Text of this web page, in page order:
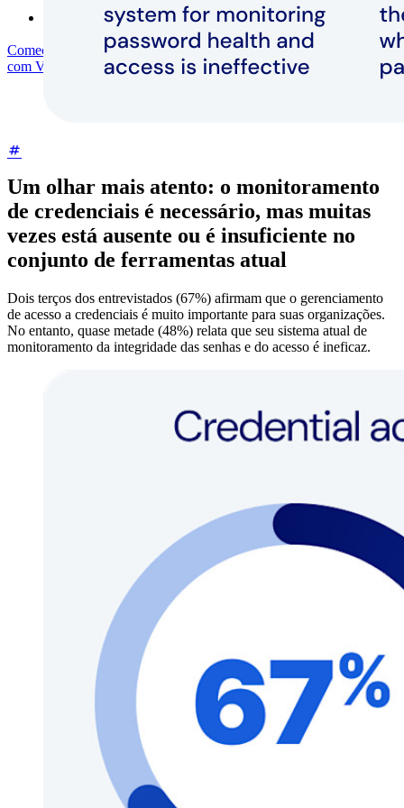
Comece gratuitamenteComece gratuitamenteFale com Vendas
Fale
com Vendas
EntrarEntrar
Um olhar mais atento: o monitoramento
de credenciais é necessário, mas muitas
vezes está ausente ou é insuficiente no
conjunto de ferramentas atual
Dois terços dos entrevistados (67%) afirmam que o gerenciamento
de acesso a credenciais é muito importante para suas organizações.
No entanto, quase metade (48%) relata que seu sistema atual de
monitoramento da integridade das senhas e do acesso é ineficaz.